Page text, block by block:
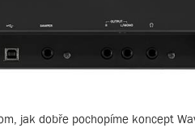
jak dobře pochopíme koncept